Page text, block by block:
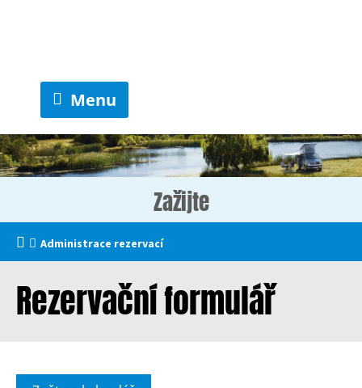
Menu
Zažijte
Administrace rezervací
Rezervační formulář